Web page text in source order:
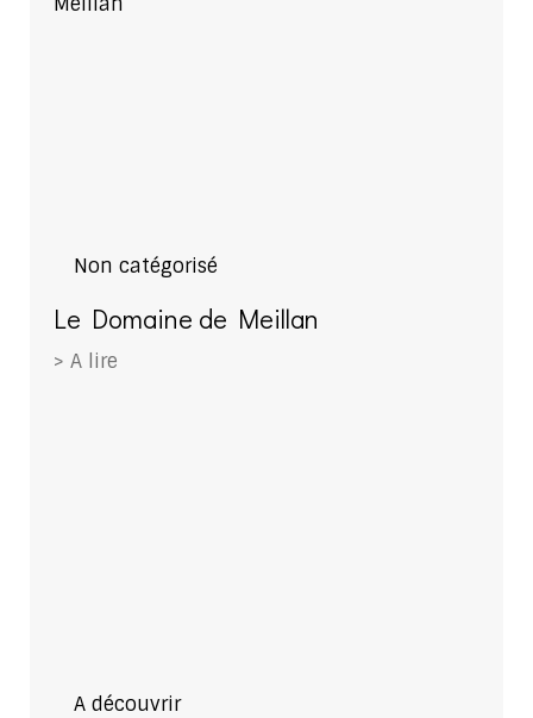
Non catégorisé
Le Domaine de Meillan
> A lire
A découvrir